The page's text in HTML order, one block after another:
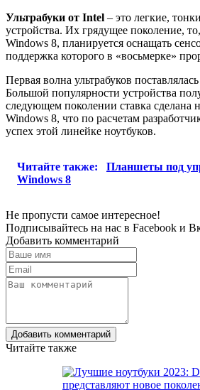
Ультрабуки от Intel – это легкие,
устройства. Их грядущее поколение,
Windows 8, планируется оснащать
поддержка которого в «восьмерке»
Первая волна ультрабуков
Большой популярности устройства
следующем поколении ставка сделана
Windows 8, что по расчетам
успех этой линейке ноутбуков.
Читайте также:
Планшеты под
Windows 8
Не пропусти самое интересное!
Подписывайтесь на нас в Facebook и
Добавить комментарий
Добавить комментарий
Читайте также